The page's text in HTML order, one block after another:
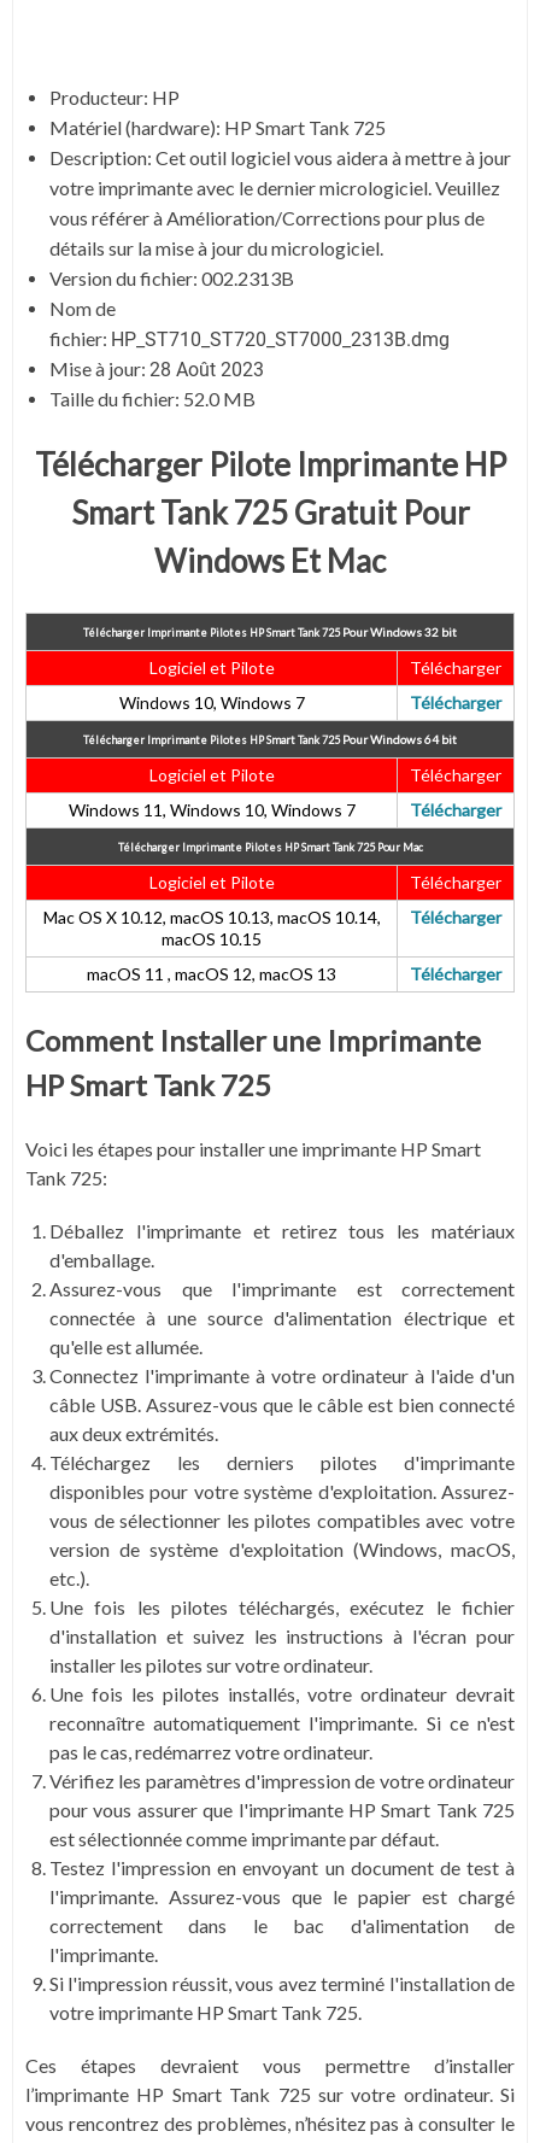
Producteur: HP
Matériel (hardware): HP Smart Tank 725
Description: Cet outil logiciel vous aidera à mettre à jour
votre imprimante avec le dernier micrologiciel. Veuillez
vous référer à Amélioration/Corrections pour plus de
détails sur la mise à jour du micrologiciel.
Version du fichier: 002.2313B
Nom de
fichier: HP_ST710_ST720_ST7000_2313B.dmg
Mise à jour: 28 Août 2023
Taille du fichier: 52.0 MB
Télécharger Pilote Imprimante HP
Smart Tank 725 Gratuit Pour
Windows Et Mac
Télécharger Imprimante Pilotes HP Smart Tank 725PourWindows 32 bit
Logiciel et Pilote
Télécharger
Windows 10, Windows 7
Télécharger
Télécharger Imprimante Pilotes HP Smart Tank 725PourWindows 64 bit
Logiciel et Pilote
Télécharger
Windows 11, Windows 10, Windows 7
Télécharger
Télécharger Imprimante Pilotes HP Smart Tank 725Pour Mac
Logiciel et Pilote
Télécharger
Mac OS X 10.12, macOS 10.13, macOS 10.14,
macOS 10.15
Télécharger
macOS 11 , macOS 12, macOS 13 Télécharger
Comment Installer une Imprimante
HP Smart Tank 725
Voici les étapes pour installer une imprimante HP Smart
Tank 725:
Déballez l'imprimante et retirez tous les matériaux
d'emballage.
Assurez-vous que l'imprimante est correctement
connectée à une source d'alimentation électrique et
qu'elle est allumée.
Connectez l'imprimante à votre ordinateur à l'aide d'un
câble USB. Assurez-vous que le câble est bien connecté
aux deux extrémités.
Téléchargez les derniers pilotes d'imprimante
disponibles pour votre système d'exploitation. Assurez-
vous de sélectionner les pilotes compatibles avec votre
version de système d'exploitation (Windows, macOS,
etc.).
Une fois les pilotes téléchargés, exécutez le fichier
d'installation et suivez les instructions à l'écran pour
installer les pilotes sur votre ordinateur.
Une fois les pilotes installés, votre ordinateur devrait
reconnaître automatiquement l'imprimante. Si ce n'est
pas le cas, redémarrez votre ordinateur.
Vérifiez les paramètres d'impression de votre ordinateur
pour vous assurer que l'imprimante HP Smart Tank 725
est sélectionnée comme imprimante par défaut.
Testez l'impression en envoyant un document de test à
l'imprimante. Assurez-vous que le papier est chargé
correctement dans le bac d'alimentation de
l'imprimante.
Si l'impression réussit, vous avez terminé l'installation de
votre imprimante HP Smart Tank 725.
Ces étapes devraient vous permettre d’installer
l’imprimante HP Smart Tank 725 sur votre ordinateur. Si
vous rencontrez des problèmes, n’hésitez pas à consulter le